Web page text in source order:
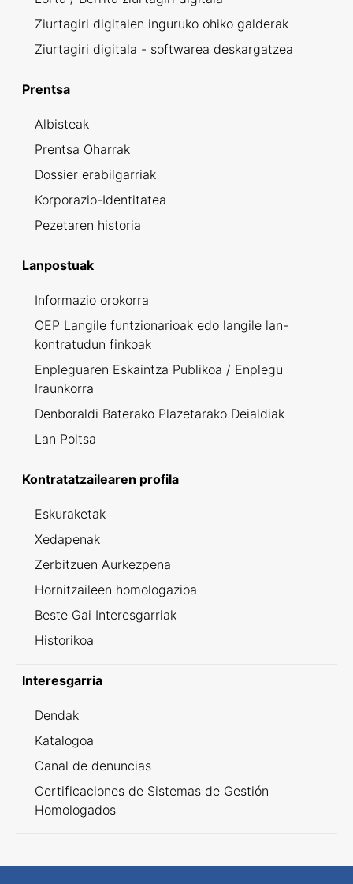
Ziurtagiri digitalen inguruko ohiko galderak
Ziurtagiri digitala - softwarea deskargatzea
Prentsa
Albisteak
Prentsa Oharrak
Dossier erabilgarriak
Korporazio-Identitatea
Pezetaren historia
Lanpostuak
Informazio orokorra
OEP Langile funtzionarioak edo langile lan-
kontratudun finkoak
Enpleguaren Eskaintza Publikoa / Enplegu
Iraunkorra
Denboraldi Baterako Plazetarako Deialdiak
Lan Poltsa
Kontratatzailearen profila
Eskuraketak
Xedapenak
Zerbitzuen Aurkezpena
Hornitzaileen homologazioa
Beste Gai Interesgarriak
Historikoa
Interesgarria
Dendak
Katalogoa
Canal de denuncias
Certificaciones de Sistemas de Gestión
Homologados